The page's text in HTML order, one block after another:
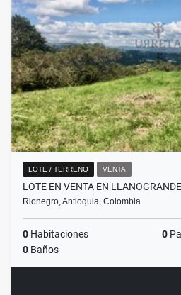
LOTE / TERRENO VENTA
LOTE EN VENTA EN
Rionegro, Antioquia, Colombia
0 Habitaciones 0
0 Baños